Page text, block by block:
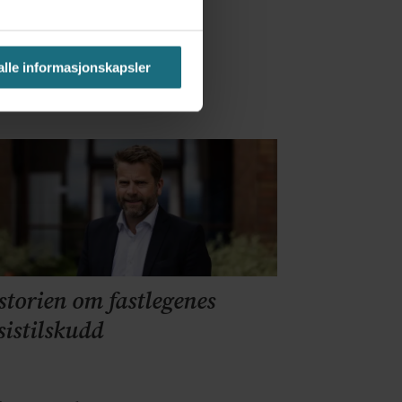
informasjonskapsler
om fastlegenes